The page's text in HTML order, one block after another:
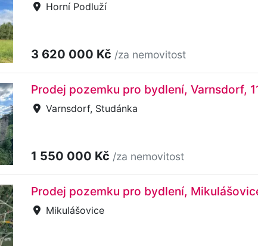
Horní Podluží
3 620 000 Kč /za nemovitost
Prodej pozemku pro bydlení, Varnsdorf,
Varnsdorf, Studánka
1 550 000 Kč /za nemovitost
Prodej pozemku pro bydlení,
Mikulášovice